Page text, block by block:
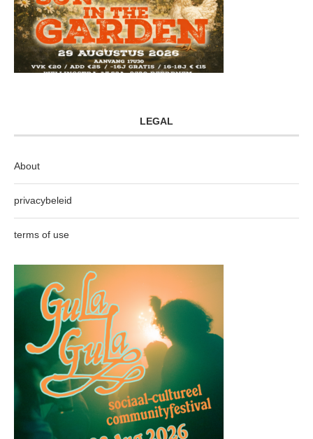
LEGAL
About
privacybeleid
terms of use